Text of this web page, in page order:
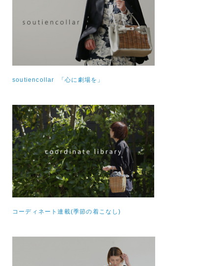
soutiencollar 「心に劇場を」
コーディネート連載(季節の着こなし)